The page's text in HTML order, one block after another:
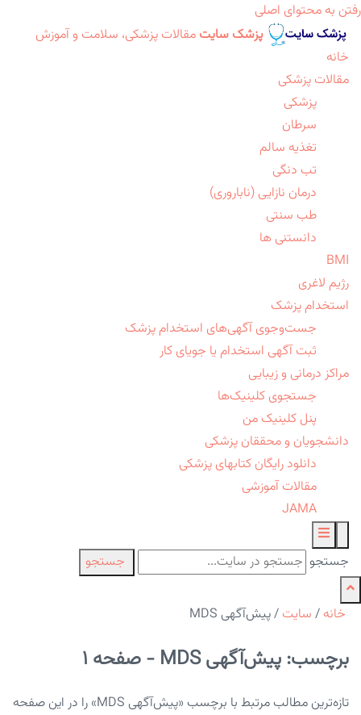
رفتن به محتوای اصلی
پزشک سایت مقالات پزشکی، سلامت و آموزش
خانه
مقالات پزشکی
پزشکی
سرطان
تغذیه سالم
تب دنگی
درمان نازایی (ناباروری)
طب سنتی
دانستنی ها
BMI
رژیم لاغری
استخدام پزشک
جست‌وجوی آگهی‌های استخدام پزشک
ثبت آگهی استخدام یا جویای کار
مراکز درمانی و زیبایی
جستجوی کلینیک‌ها
پنل کلینیک من
دانشجویان و محققان پزشکی
دانلود رایگان کتابهای پزشکی
مقالات آموزشی
JAMA
جستجو جستجو
خانه / سایت /پیش‌آگهی MDS
برچسب: پیش‌آگهی MDS - صفحه 1
تازه‌ترین مطالب مرتبط با برچسب «پیش‌آگهی MDS» را در این صفحه